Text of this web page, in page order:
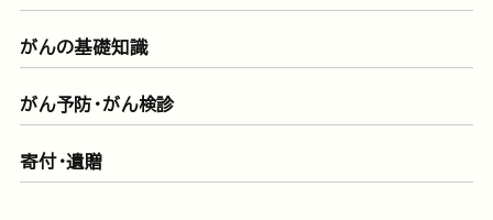
がんの基礎知識
がん予防・がん検診
寄付・遺贈